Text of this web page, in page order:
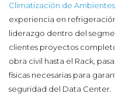
Climatización de
experiencia en
liderazgo dentro del
clientes proyectos
obra civil hasta el Rack,
físicas necesarias para
seguridad del Data Center.